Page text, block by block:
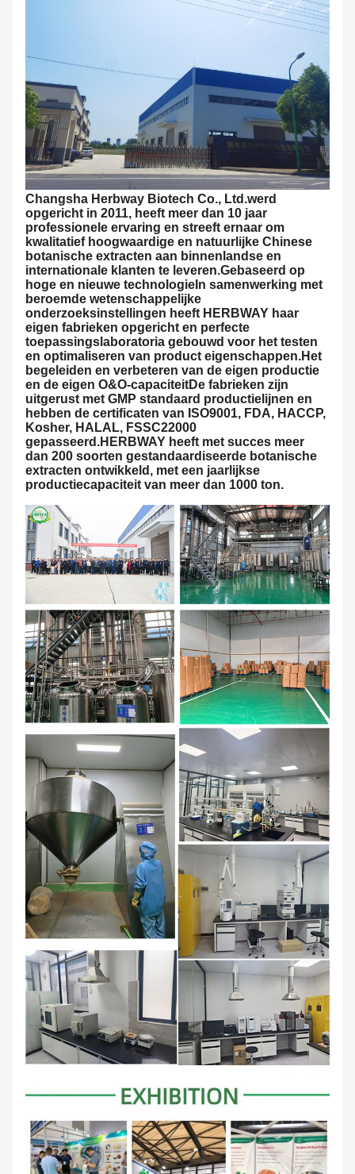
Changsha Herbway Biotech Co., Ltd.werd
opgericht in 2011, heeft meer dan 10 jaar
professionele ervaring en streeft ernaar om
kwalitatief hoogwaardige en natuurlijke Chinese
botanische extracten aan binnenlandse en
internationale klanten te leveren.Gebaseerd op
hoge en nieuwe technologieIn samenwerking met
beroemde wetenschappelijke
onderzoeksinstellingen heeft HERBWAY haar
eigen fabrieken opgericht en perfecte
toepassingslaboratoria gebouwd voor het testen
en optimaliseren van product eigenschappen.Het
begeleiden en verbeteren van de eigen productie
en de eigen O&O-capaciteitDe fabrieken zijn
uitgerust met GMP standaard productielijnen en
hebben de certificaten van ISO9001, FDA, HACCP,
Kosher, HALAL, FSSC22000
gepasseerd.HERBWAY heeft met succes meer
dan 200 soorten gestandaardiseerde botanische
extracten ontwikkeld, met een jaarlijkse
productiecapaciteit van meer dan 1000 ton.